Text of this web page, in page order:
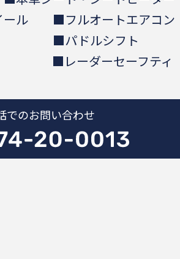
ール ■フルオートエアコン
ー ■パドルシフト
■レーダーセーフティ
でのお問い合わせ